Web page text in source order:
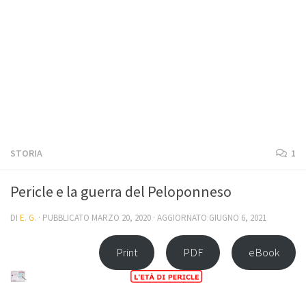
STORIA 1
Pericle e la guerra del Peloponneso
DI E. G. · PUBBLICATO MARZO 20, 2020 · AGGIORNATO GIUGNO 6, 2021
Print PDF eBook